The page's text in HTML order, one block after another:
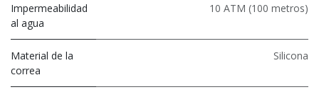
Impermeabilidad
al agua
10 ATM (100 metros)
Material de la
correa
Silicona